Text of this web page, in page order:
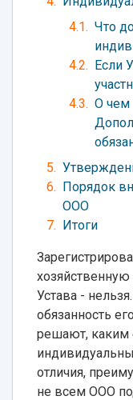
Что
Если
О чем
Порядок
ООО
Итоги
Устава -
обязанность
решают, каким
отличия,
не всем ООО